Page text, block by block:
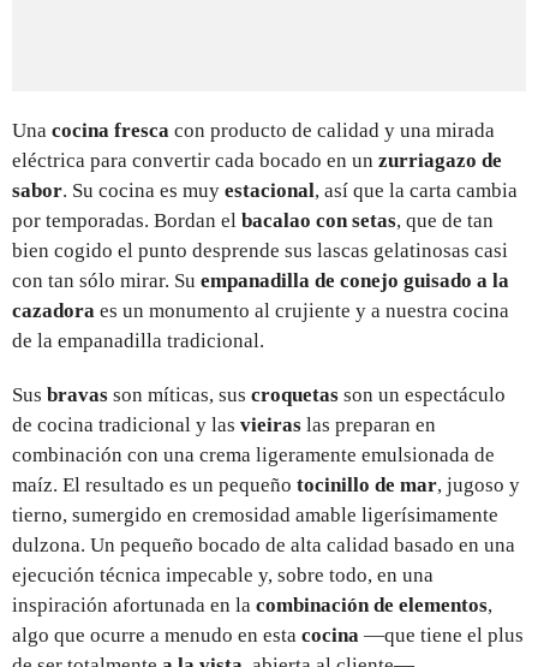
Una cocina fresca con producto de calidad y una mirada
eléctrica para convertir cada bocado en un zurriagazo de
sabor. Su cocina es muy estacional, así que la carta cambia
por temporadas. Bordan el bacalao con setas, que de tan
bien cogido el punto desprende sus lascas gelatinosas casi
con tan sólo mirar. Su empanadilla de conejo guisado a la
cazadora es un monumento al crujiente y a nuestra cocina
de la empanadilla tradicional.
Sus bravas son míticas, sus croquetas son un espectáculo
de cocina tradicional y las vieiras las preparan en
combinación con una crema ligeramente emulsionada de
maíz. El resultado es un pequeño tocinillo de mar, jugoso y
tierno, sumergido en cremosidad amable ligerísimamente
dulzona. Un pequeño bocado de alta calidad basado en una
ejecución técnica impecable y, sobre todo, en una
inspiración afortunada en la combinación de elementos,
algo que ocurre a menudo en esta cocina —que tiene el plus